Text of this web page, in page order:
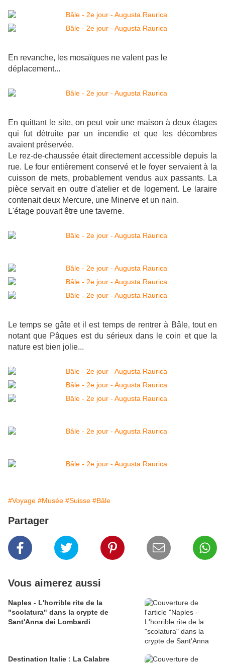
En revanche, les mosaïques ne valent pas le
déplacement...
En quittant le site, on peut voir une maison à deux étages
qui fut détruite par un incendie et que les décombres
avaient préservée.
Le rez-de-chaussée était directement accessible depuis la
rue. Le four entièrement conservé et le foyer servaient à la
cuisson de mets, probablement vendus aux passants. La
pièce servait en outre d'atelier et de logement. Le laraire
contenait deux Mercure, une Minerve et un nain.
L'étage pouvait être une taverne.
Le temps se gâte et il est temps de rentrer à Bâle, tout en
notant que Pâques est du sérieux dans le coin et que la
nature est bien jolie...
#Voyage #Musée #Suisse #Bâle
Partager
Vous aimerez aussi
Naples - L'horrible rite de la
"scolatura" dans la crypte de
Sant'Anna dei Lombardi
Destination Italie : La Calabre